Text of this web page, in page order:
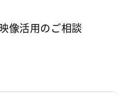
像活用のご相談